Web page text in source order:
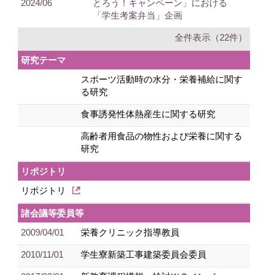
2024/06
とろう！キャンペーン」における
「学生考案弁当」企画
全件表示（22件）
研究テーマ
スポーツ活動時の水分・栄養補給に関す
る研究
食事誘発性体熱産生に関する研究
高齢者用食品の物性および栄養に関する
研究
リポジトリ
リポジトリ
諸会議等委員等
2009/04/01
栄養クリニック指導教員
2010/11/01 学生寮新築工事建築委員会委員